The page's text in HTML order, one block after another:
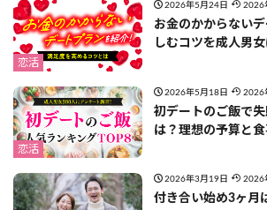
恋活
2026年5月24日 2026
お金のかからない
しむコツを成人男
恋活
2026年5月18日 2026
初デートのご飯で
は？理想の予算と
2026年3月19日 2026
付き合い始め3ヶ月